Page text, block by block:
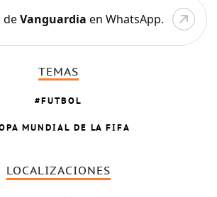
deVanguardia en WhatsApp.
TEMAS
FUTBOL
MUNDIAL DE LA FIFA
LOCALIZACIONES